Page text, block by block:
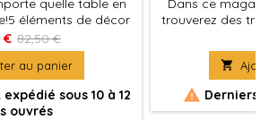
quelle table en
éléments de décor
besoin de colle
€ 82,50 €
au panier
sous 10 à 12
ouvrés
Dans ce
trouverez des
Age of Sigmar,
et les
 Derniers